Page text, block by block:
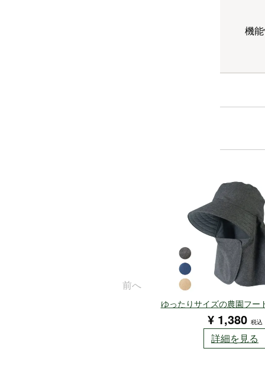
機
前へ
ゆったりサイズの農園フー
¥ 1,380 税込
詳細を見る